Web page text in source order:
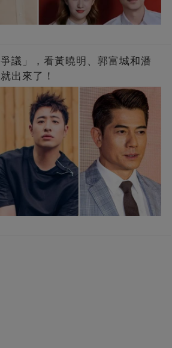
議」，看黃曉明、郭富城和潘
出來了！